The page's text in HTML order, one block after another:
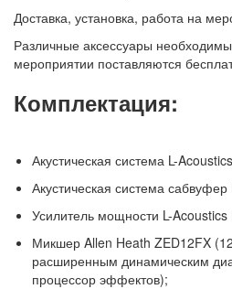
Доставка, установка, работа на
Различные аксессуары
мероприятии поставляются
Комплектация:
Акустическая система L-
Акустическая система
Усилитель мощности L-Acoustics
Микшер Allen Heath ZED12FX
расширенным динамическим
процессор эффектов);